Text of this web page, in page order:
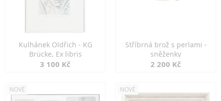
Kulhánek Oldřich - KG
Brücke, Ex libris
3 100 Kč
Stříbrná brož s perlami -
sněženky
2 200 Kč
NOVÉ NOVÉ